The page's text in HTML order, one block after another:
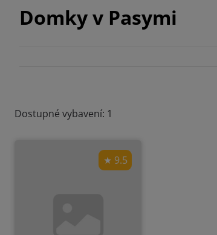
Domky v Pasymi
Dostupné vybavení: 1
9.5